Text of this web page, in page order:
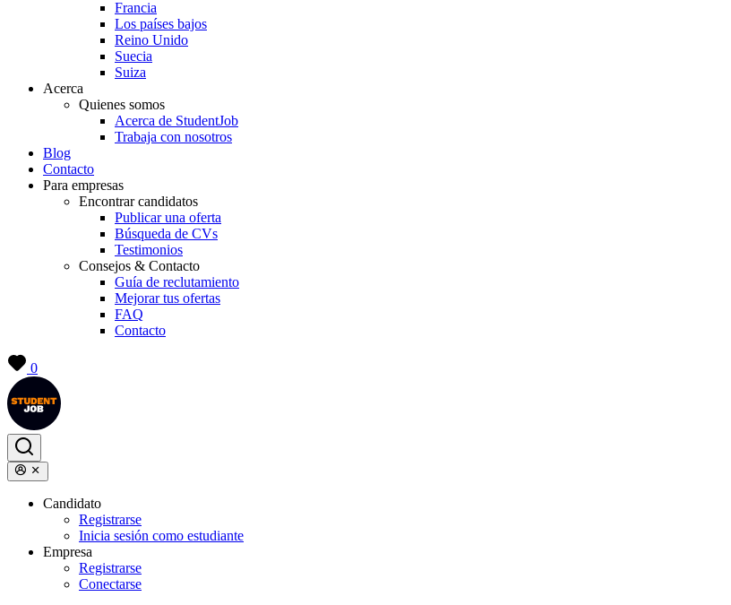
Francia
Los países bajos
Reino Unido
Suecia
Suiza
Acerca
Quienes somos
Acerca de StudentJob
Trabaja con nosotros
Blog
Contacto
Para empresas
Encontrar candidatos
Publicar una oferta
Búsqueda de CVs
Testimonios
Consejos & Contacto
Guía de reclutamiento
Mejorar tus ofertas
FAQ
Contacto
0
Candidato
Registrarse
Inicia sesión como estudiante
Empresa
Registrarse
Conectarse